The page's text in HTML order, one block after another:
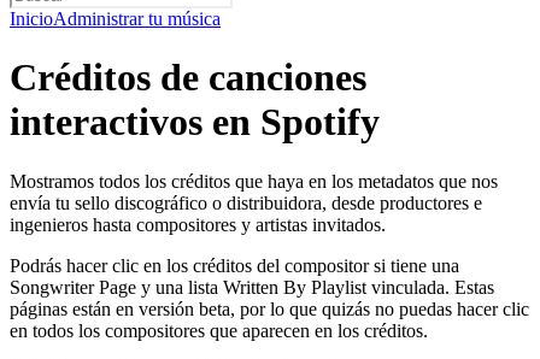
InicioAdministrar tu música
Créditos de canciones
interactivos en Spotify
Mostramos todos los créditos que haya en los metadatos que nos
envía tu sello discográfico o distribuidora, desde productores e
ingenieros hasta compositores y artistas invitados.
Podrás hacer clic en los créditos del compositor si tiene una
Songwriter Page y una lista Written By Playlist vinculada. Estas
páginas están en versión beta, por lo que quizás no puedas hacer clic
en todos los compositores que aparecen en los créditos.